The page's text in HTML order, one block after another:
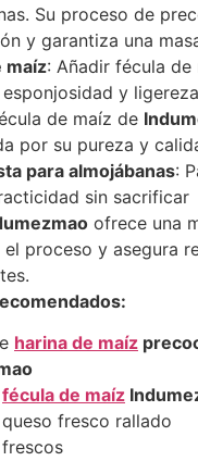
Su proceso de
y garantiza una
maíz: Añadir fécula
y
de maíz de
por su pureza y
para almojábanas:
sin sacrificar
ofrece una
proceso y asegura
harina de maíz
fécula de maíz
fresco rallado​